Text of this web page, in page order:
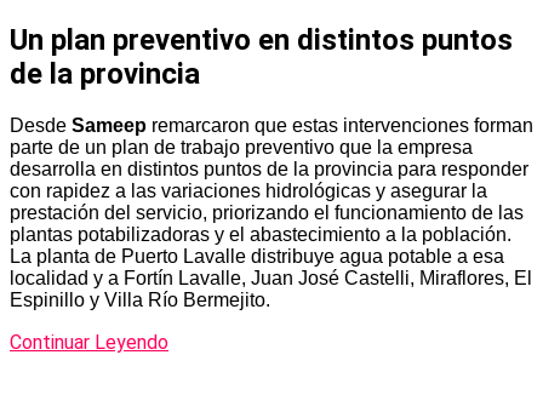
Un plan preventivo en distintos puntos
de la provincia
Desde Sameep remarcaron que estas intervenciones forman
parte de un plan de trabajo preventivo que la empresa
desarrolla en distintos puntos de la provincia para responder
con rapidez a las variaciones hidrológicas y asegurar la
prestación del servicio, priorizando el funcionamiento de las
plantas potabilizadoras y el abastecimiento a la población.
La planta de Puerto Lavalle distribuye agua potable a esa
localidad y a Fortín Lavalle, Juan José Castelli, Miraflores, El
Espinillo y Villa Río Bermejito.
Continuar Leyendo